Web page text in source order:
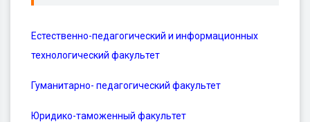
Естественно-педагогический и информационных
технологический факультет
Гуманитарно- педагогический факультет
Юридико-таможенный факультет